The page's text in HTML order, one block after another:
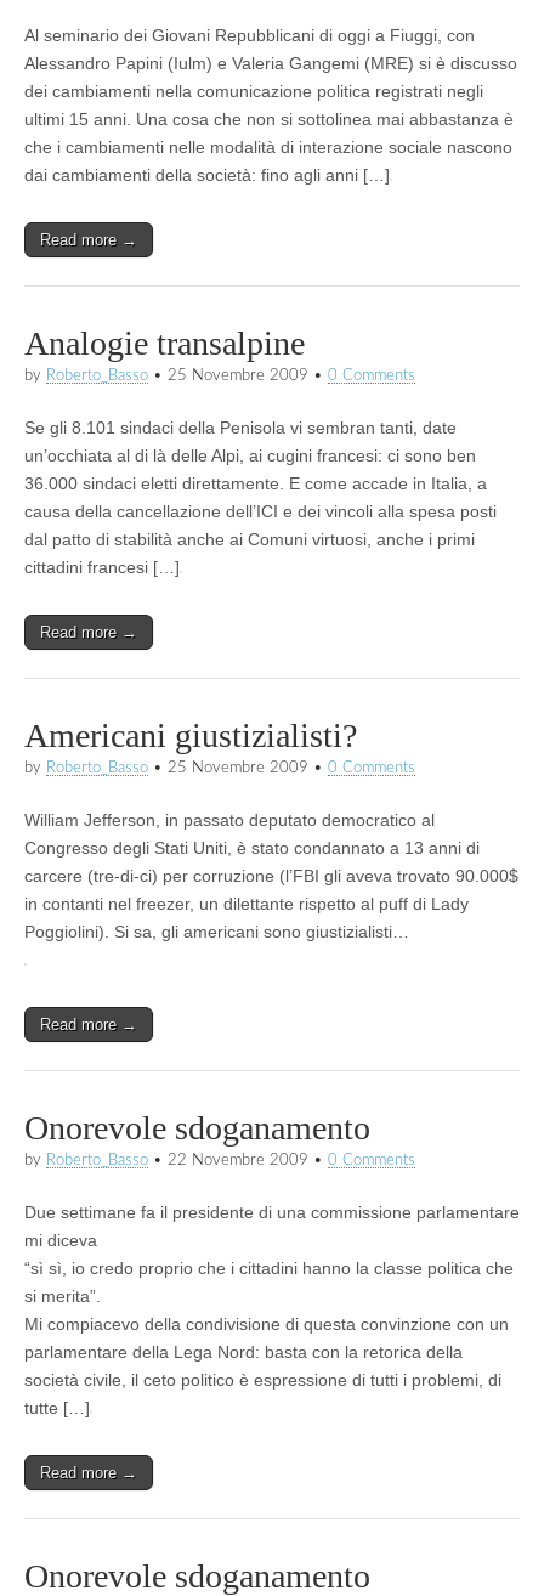
Al seminario dei Giovani Repubblicani di oggi a Fiuggi, con
Alessandro Papini (Iulm) e Valeria Gangemi (MRE) si è discusso
dei cambiamenti nella comunicazione politica registrati negli
ultimi 15 anni. Una cosa che non si sottolinea mai abbastanza è
che i cambiamenti nelle modalità di interazione sociale nascono
dai cambiamenti della società: fino agli anni […]
Read more →
Analogie transalpine
by Roberto_Basso • 25 Novembre 2009 • 0 Comments
Se gli 8.101 sindaci della Penisola vi sembran tanti, date
un’occhiata al di là delle Alpi, ai cugini francesi: ci sono ben
36.000 sindaci eletti direttamente. E come accade in Italia, a
causa della cancellazione dell’ICI e dei vincoli alla spesa posti
dal patto di stabilità anche ai Comuni virtuosi, anche i primi
cittadini francesi […]
Read more →
Americani giustizialisti?
by Roberto_Basso • 25 Novembre 2009 • 0 Comments
William Jefferson, in passato deputato democratico al
Congresso degli Stati Uniti, è stato condannato a 13 anni di
carcere (tre-di-ci) per corruzione (l’FBI gli aveva trovato 90.000$
in contanti nel freezer, un dilettante rispetto al puff di Lady
Poggiolini). Si sa, gli americani sono giustizialisti…
Read more →
Onorevole sdoganamento
by Roberto_Basso • 22 Novembre 2009 • 0 Comments
Due settimane fa il presidente di una commissione parlamentare
mi diceva
“sì sì, io credo proprio che i cittadini hanno la classe politica che
si merita”.
Mi compiacevo della condivisione di questa convinzione con un
parlamentare della Lega Nord: basta con la retorica della
società civile, il ceto politico è espressione di tutti i problemi, di
tutte […]
Read more →
Onorevole sdoganamento